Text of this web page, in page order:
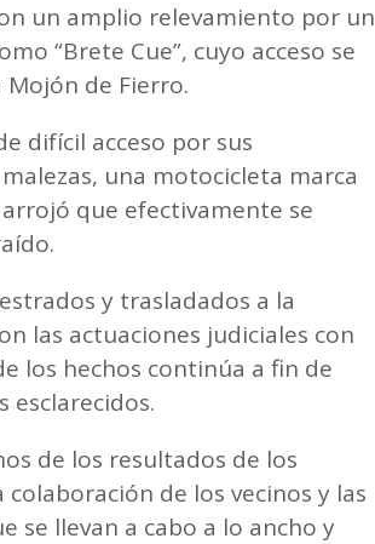
un amplio relevamiento por un
“Brete Cue”, cuyo acceso se
Mojón de Fierro.
difícil acceso por sus
una motocicleta marca
que efectivamente se
y trasladados a la
las actuaciones judiciales con
los hechos continúa a fin de
esclarecidos.
de los resultados de los
de los vecinos y las
se llevan a cabo a lo ancho y